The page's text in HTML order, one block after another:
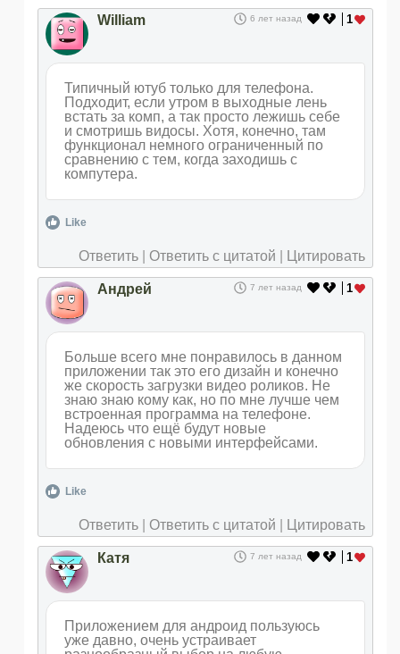
1
William 6 лет назад
Типичный ютуб только для телефона.
Подходит, если утром в выходные лень
встать за комп, а так просто лежишь себе
и смотришь видосы. Хотя, конечно, там
функционал немного ограниченный по
сравнению с тем, когда заходишь с
компутера.
Like
Ответить Ответить с цитатой Цитировать
1
Андрей 7 лет назад
Больше всего мне понравилось в данном
приложении так это его дизайн и конечно
же скорость загрузки видео роликов. Не
знаю знаю кому как, но по мне лучше чем
встроенная программа на телефоне.
Надеюсь что ещё будут новые
обновления с новыми интерфейсами.
Like
Ответить Ответить с цитатой Цитировать
1
Катя 7 лет назад
Приложением для андроид пользуюсь
уже давно, очень устраивает